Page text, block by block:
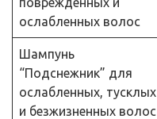
ослабленных волос
Шампунь
“Подснежник” для
ослабленных, тусклых
и безжизненных волос